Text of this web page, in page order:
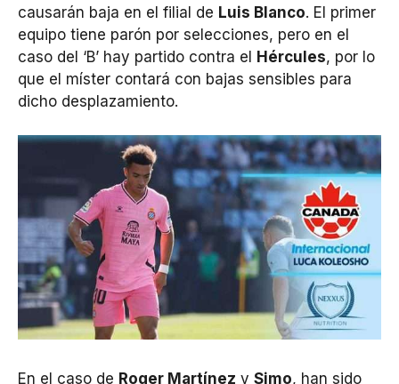
causarán baja en el filial de Luis Blanco. El primer
equipo tiene parón por selecciones, pero en el
caso del ‘B’ hay partido contra el Hércules, por lo
que el míster contará con bajas sensibles para
dicho desplazamiento.
En el caso de Roger Martínez y Simo, han sido